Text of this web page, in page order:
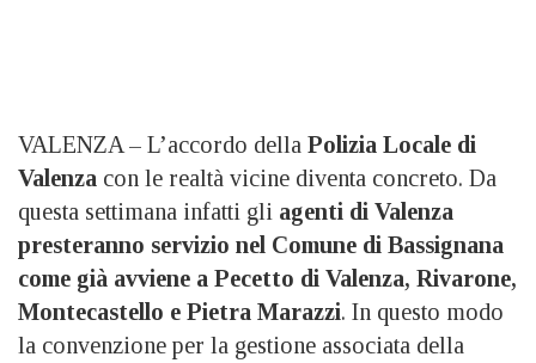
VALENZA – L’accordo della Polizia Locale di
Valenza con le realtà vicine diventa concreto. Da
questa settimana infatti gli agenti di Valenza
presteranno servizio nel Comune di Bassignana
come già avviene a Pecetto di Valenza, Rivarone,
Montecastello e Pietra Marazzi. In questo modo
la convenzione per la gestione associata della